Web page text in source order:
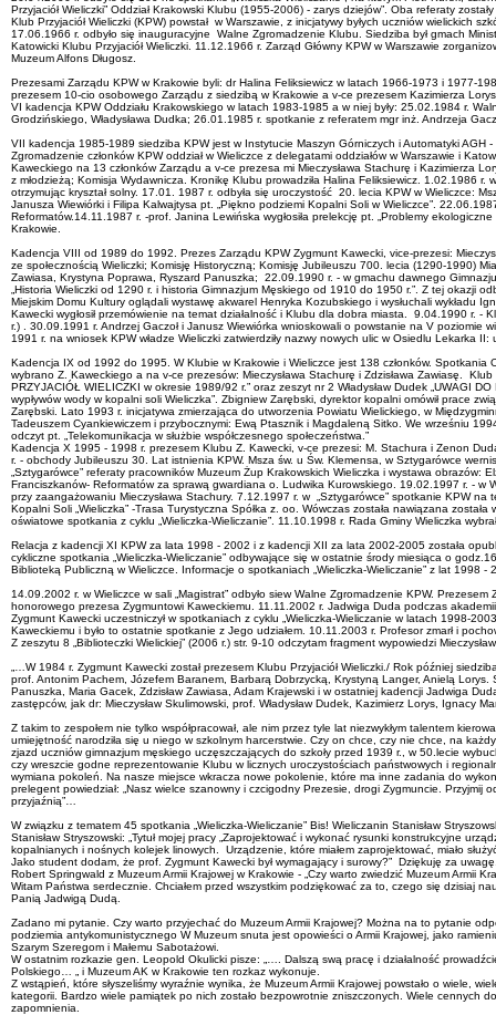
Przyjaciół Wieliczki” Oddział Krakowski Klubu (1955-2006) - zarys dziejów”. Oba referaty
Klub Przyjaciół Wieliczki (KPW) powstał w Warszawie, z inicjatywy byłych uczniów wielickich
17.06.1966 r. odbyło się inauguracyjne Walne Zgromadzenie Klubu. Siedziba był gmach
Katowicki Klubu Przyjaciół Wieliczki. 11.12.1966 r. Zarząd Główny KPW w Warszawie
Muzeum Alfons Długosz.
Prezesami Zarządu KPW w Krakowie byli: dr Halina Feliksiewicz w latach 1966-1973 i 1977-
prezesem 10-cio osobowego Zarządu z siedzibą w Krakowie a v-ce prezesem Kazimierza
VI kadencja KPW Oddziału Krakowskiego w latach 1983-1985 a w niej były: 25.02.1984 r.
Grodzińskiego, Władysława Dudka; 26.01.1985 r. spotkanie z referatem mgr inż. Andrzeja
VII kadencja 1985-1989 siedziba KPW jest w Instytucie Maszyn Górniczych i Automatyki
Zgromadzenie członków KPW oddział w Wieliczce z delegatami oddziałów w Warszawie i
Kaweckiego na 13 członków Zarządu a v-ce prezesa mi Mieczysława Stachurę i Kazimierza
z młodzieżą; Komisja Wydawnicza. Kronikę Klubu prowadziła Halina Feliksiewicz. 1.02.1986
otrzymując kryształ solny. 17.01. 1987 r. odbyła się uroczystość 20. lecia KPW w Wieliczce:
Janusza Wiewiórki i Filipa Kalwajtysa pt. „Piękno podziemi Kopalni Soli w Wieliczce”.
Reformatów.14.11.1987 r. -prof. Janina Lewińska wygłosiła prelekcję pt. „Problemy
Krakowie.
Kadencja VIII od 1989 do 1992. Prezes Zarządu KPW Zygmunt Kawecki, vice-prezesi:
ze społecznością Wieliczki; Komisję Historyczną; Komisję Jubileuszu 700. lecia (1290-1990)
Zawiasa, Krystyna Poprawa, Ryszard Panuszka; 22.09.1990 r. - w gmachu dawnego
„Historia Wieliczki od 1290 r. i historia Gimnazjum Męskiego od 1910 do 1950 r.”. Z tej okazji
Miejskim Domu Kultury oglądali wystawę akwarel Henryka Kozubskiego i wysłuchali wykładu
Kawecki wygłosił przemówienie na temat działalność i Klubu dla dobra miasta. 9.04.1990 r. -
r.) . 30.09.1991 r. Andrzej Gaczoł i Janusz Wiewiórka wnioskowali o powstanie na V
1991 r. na wniosek KPW władze Wieliczki zatwierdziły nazwy nowych ulic w Osiedlu Lekarka
Kadencja IX od 1992 do 1995. W Klubie w Krakowie i Wieliczce jest 138 członków.
wybrano Z. Kaweckiego a na v-ce prezesów: Mieczysława Stachurę i Zdzisława Zawiasę.
PRZYJACIÓŁ WIELICZKI w okresie 1989/92 r.” oraz zeszyt nr 2 Władysław Dudek „UWAGI
wypływów wody w kopalni soli Wieliczka”. Zbigniew Zarębski, dyrektor kopalni omówił prace
Zarębski. Lato 1993 r. inicjatywa zmierzająca do utworzenia Powiatu Wielickiego, w
Tadeuszem Cyankiewiczem i przybocznymi: Ewą Ptasznik i Magdaleną Sitko. We wrześniu
odczyt pt. „Telekomunikacja w służbie współczesnego społeczeństwa.”
Kadencja X 1995 - 1998 r. prezesem Klubu Z. Kawecki, v-ce prezesi: M. Stachura i Zenon
r. - obchody Jubileuszu 30. Lat istnienia KPW. Msza św. u Św. Klemensa, w Sztygarówce
„Sztygarówce” referaty pracowników Muzeum Żup Krakowskich Wieliczka i wystawa
Franciszkanów- Reformatów za sprawą gwardiana o. Ludwika Kurowskiego. 19.02.1997 r. - w
przy zaangażowaniu Mieczysława Stachury. 7.12.1997 r. w „Sztygarówce” spotkanie KPW na
Kopalni Soli „Wieliczka” -Trasa Turystyczna Spółka z. oo. Wówczas została nawiązana
oświatowe spotkania z cyklu „Wieliczka-Wieliczanie”. 11.10.1998 r. Rada Gminy Wieliczka
Relacja z kadencji XI KPW za lata 1998 - 2002 i z kadencji XII za lata 2002-2005 została
cykliczne spotkania „Wieliczka-Wieliczanie” odbywające się w ostatnie środy miesiąca o
Biblioteką Publiczną w Wieliczce. Informacje o spotkaniach „Wieliczka-Wieliczanie” z lat 1998
14.09.2002 r. w Wieliczce w sali „Magistrat” odbyło siew Walne Zgromadzenie KPW.
honorowego prezesa Zygmuntowi Kaweckiemu. 11.11.2002 r. Jadwiga Duda podczas
Zygmunt Kawecki uczestniczył w spotkaniach z cyklu „Wieliczka-Wieliczanie w latach 1998-
Kaweckiemu i było to ostatnie spotkanie z Jego udziałem. 10.11.2003 r. Profesor zmarł i
Z zeszytu 8 „Biblioteczki Wielickiej” (2006 r.) str. 9-10 odczytam fragment wypowiedzi
„…W 1984 r. Zygmunt Kawecki został prezesem Klubu Przyjaciół Wieliczki./ Rok później
prof. Antonim Pachem, Józefem Baranem, Barbarą Dobrzycką, Krystyną Langer, Anielą
Panuszka, Maria Gacek, Zdzisław Zawiasa, Adam Krajewski i w ostatniej kadencji Jadwiga
zastępców, jak dr: Mieczysław Skulimowski, prof. Władysław Dudek, Kazimierz Lorys, Ignacy
Z takim to zespołem nie tylko współpracował, ale nim przez tyle lat niezwykłym talentem
umiejętność narodziła się u niego w szkolnym harcerstwie. Czy on chce, czy nie chce, na
zjazd uczniów gimnazjum męskiego uczęszczających do szkoły przed 1939 r., w 50.lecie
czy wreszcie godne reprezentowanie Klubu w licznych uroczystościach państwowych i
wymiana pokoleń. Na nasze miejsce wkracza nowe pokolenie, które ma inne zadania do
prelegent powiedział: „Nasz wielce szanowny i czcigodny Prezesie, drogi Zygmuncie.
przyjaźnią”…
W związku z tematem 45 spotkania „Wieliczka-Wieliczanie” Bis! Wieliczanin Stanisław
Stanisław Stryszowski: „Tytuł mojej pracy „Zaprojektować i wykonać rysunki konstrukcyjne
kopalnianych i nośnych kolejek linowych. Urządzenie, które miałem zaprojektować, miało
Jako student dodam, że prof. Zygmunt Kawecki był wymagający i surowy?” Dziękuję za
Robert Springwald z Muzeum Armii Krajowej w Krakowie - „Czy warto zwiedzić Muzeum Armii
Witam Państwa serdecznie. Chciałem przed wszystkim podziękować za to, czego się dzisiaj
Panią Jadwigą Dudą.
Zadano mi pytanie. Czy warto przyjechać do Muzeum Armii Krajowej? Można na to pytanie
podziemia antykomunistycznego W Muzeum snuta jest opowieści o Armii Krajowej, jako
Szarym Szeregom i Małemu Sabotażowi.
W ostatnim rozkazie gen. Leopold Okulicki pisze: „…. Dalszą swą pracę i działalność
Polskiego… „ i Muzeum AK w Krakowie ten rozkaz wykonuje.
Z wstąpień, które słyszeliśmy wyraźnie wynika, że Muzeum Armii Krajowej powstało o wiele,
kategorii. Bardzo wiele pamiątek po nich zostało bezpowrotnie zniszczonych. Wiele cennych
zapomnienia.